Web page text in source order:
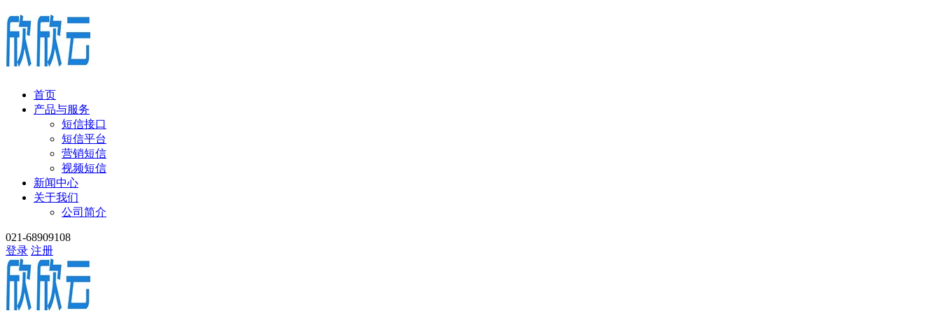
首页
产品与服务
短信接口
短信平台
营销短信
视频短信
新闻中心
关于我们
公司简介
021-68909108
登录 注册